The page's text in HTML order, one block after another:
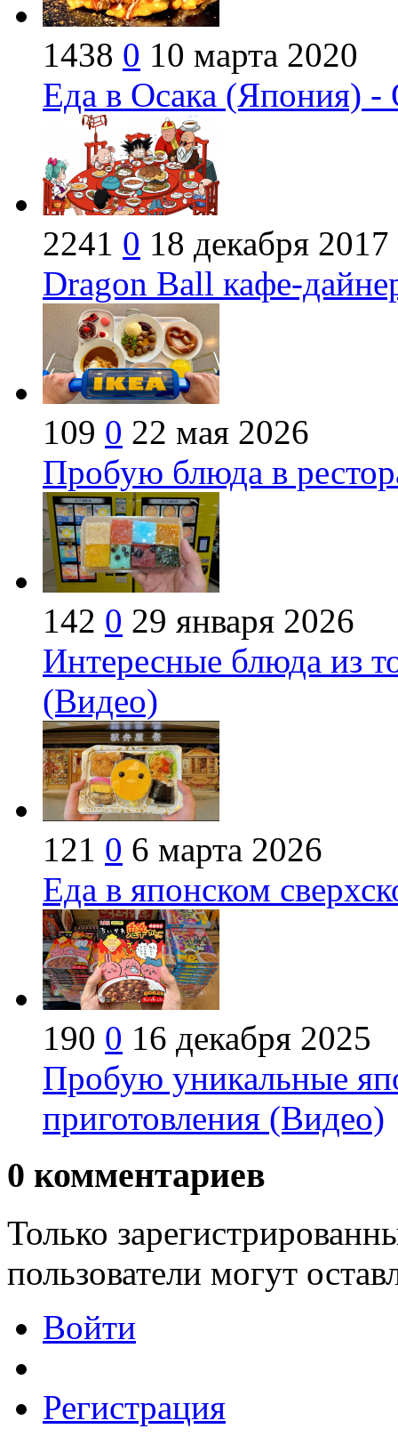
1438 0 10 марта 2020
Еда в Осака (Япония)
2241 0 18 декабря 2017
Dragon Ball кафе-
109 0 22 мая 2026
Пробую блюда в
142 0 29 января 2026
Интересные блюда из
(Видео)
121 0 6 марта 2026
Еда в японском
190 0 16 декабря 2025
Пробую уникальные
приготовления (Видео)
0 комментариев
Только
пользователи могут
Войти
Регистрация